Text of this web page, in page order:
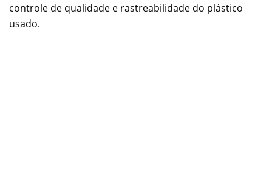
controle de qualidade e rastreabilidade do plástico
usado.